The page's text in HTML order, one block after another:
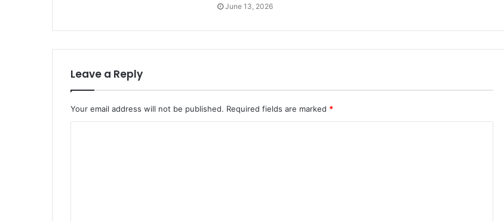
June 13, 2026
Leave a Reply
Your email address will not be published. Required fields are marked *